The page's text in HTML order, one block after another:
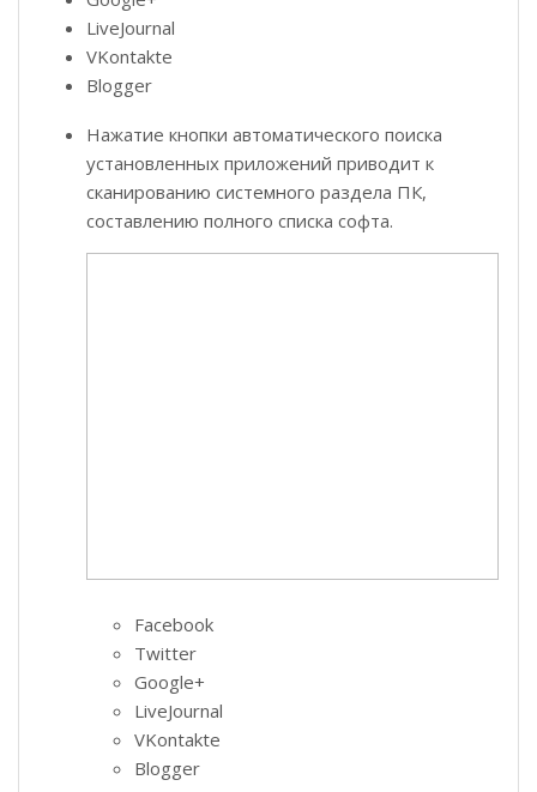
LiveJournal
VKontakte
Blogger
Нажатие кнопки автоматического поиска
установленных приложений приводит к
сканированию системного раздела ПК,
составлению полного списка софта.
Facebook
Twitter
Google+
LiveJournal
VKontakte
Blogger